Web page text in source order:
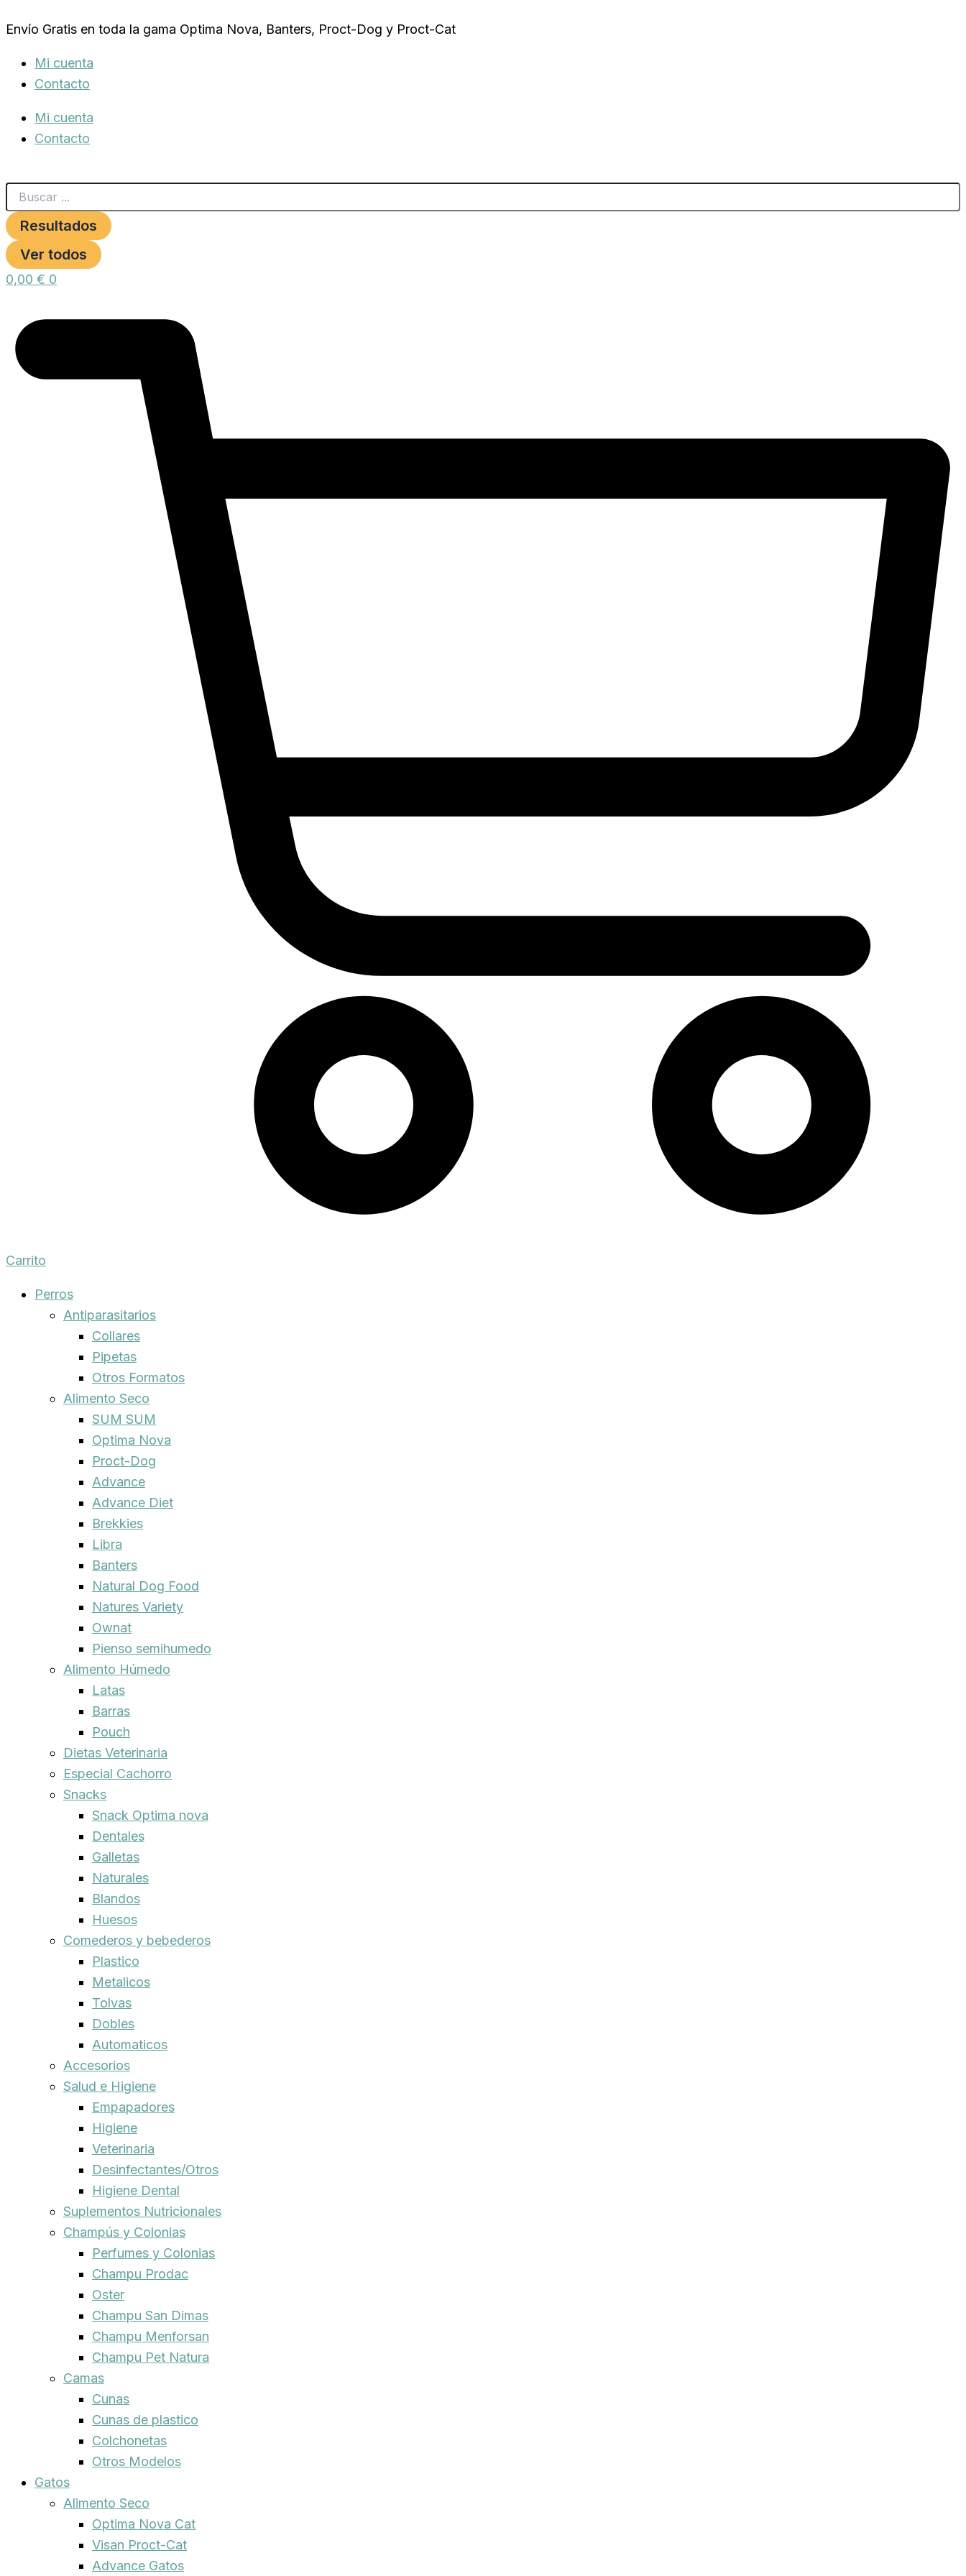
al
Envío Gratis en toda la gama Optima Nova, Banters, Proct-Dog y Proct-Cat
Mi cuenta
Contacto
Mi cuenta
Contacto
Resultados
Ver todos
0,00 € 0
Carrito
Perros
Antiparasitarios
Collares
Pipetas
Otros Formatos
Alimento Seco
SUM SUM
Optima Nova
Proct-Dog
Advance
Advance Diet
Brekkies
Libra
Banters
Natural Dog Food
Natures Variety
Ownat
Pienso semihumedo
Alimento Húmedo
Latas
Barras
Pouch
Dietas Veterinaria
Especial Cachorro
Snacks
Snack Optima nova
Dentales
Galletas
Naturales
Blandos
Huesos
Comederos y bebederos
Plastico
Metalicos
Tolvas
Dobles
Automaticos
Accesorios
Salud e Higiene
Empapadores
Higiene
Veterinaria
Desinfectantes/Otros
Higiene Dental
Suplementos Nutricionales
Champús y Colonias
Perfumes y Colonias
Champu Prodac
Oster
Champu San Dimas
Champu Menforsan
Champu Pet Natura
Camas
Cunas
Cunas de plastico
Colchonetas
Otros Modelos
Gatos
Alimento Seco
Optima Nova Cat
Visan Proct-Cat
Advance Gatos
NATURALEZA
cantidad